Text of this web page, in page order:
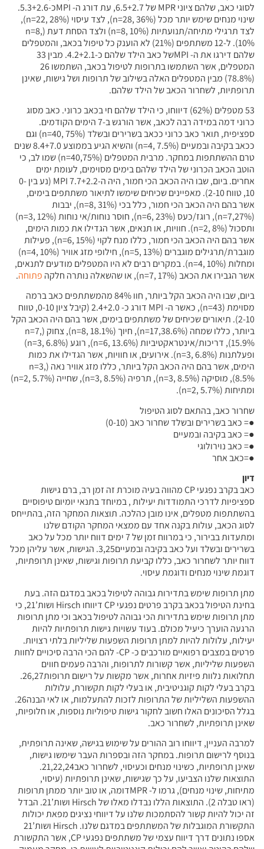
לסוגי כאב, שלהם ציוני MPR של 6.5+2.7, עת דורג ה- MPIכ-5.3+2.6.
שינוי מנחים שימש יותר מכל (n=28, 36%), לצד עיסוי (n=22, 28%),
לצד תרגילי מתיחה/תנועתיות (n=8, 10%) ולצד הסחת דעת (n=8,
10%). ל-12 משתתפים (21%) לא הוענק כל טיפול בכאב, והמטפלים
שלהם דירגו את ה- MPIשל כאב הילד שלהם כ-4.2+2.1. מבין 33
המטפלים, אשר השתמשו בתרופות לטיפול בכאב, השתמשו 26
(78.8%) מבין המטפלים האלה בשילוב של תרופות ושל גישות, שאינן
תרופתיות, לשחרור הכאב של הילד שלהם.
53 מטפלים (62%) דיווחו, כי הילד שלהם חי בכאב כרוני. כאב מסוג
כרוני דמה במידה רבה לכאב, אשר הורגש ב-7 הימים הקודמים.
ספציפית, תואר כאב כרוני ככאב בשרירים ובשלד (n=40, 75%) וגם
ככאב בקיבה ובמעיים (n=4, 7.5%) והשיא הגיע בממוצע 8.4+7.0 שנים
טרם ההשתתפות במחקר. מרבית המטפלים (n=40,75%) שמו לב, כי
הוטב הכאב הכרוני של הילד שלהם בימים מסוימים, לעומת ימים
אחרים. ביום, שבו היה הכאב הכי חמור, היה ה-MPI 7.7+2.2 (נע בין 0-
10, טווח 2-10). מאפיינים שכיחים שימשו לתיאור משתתפים בימים,
אשר בהם היה הכאב הכי חמור, כלל בכי (n=8, 31%), יבבות
(n=7,27%), רוגז/כעס (n=6, 23%), חוסר נוחות/אי נוחות (n=3, 12%)
ותסכול (n=2, 8%). חוויות, או תנאים, אשר הגדילו את כמות הימים,
אשר בהם היה הכאב הכי חמור, כללו מנח לקוי (n=6, 15%), פעילות
מוגברת/תרגילים מוגברים (n=5, 13%), חילופי מזג אוויר (n=4, 10%)
ומחלות (n=4, 10%). במקרים רבים לא היו המטפלים מודעים לתנאים,
אשר הגבירו את הכאב (n=7, 17%), או שהשאלה נותרה חלקה
פתוחה.
ביום, שבו היה הכאב הקל ביותר, חוו 84% מהמשתתפים כאב ברמה
מסוימת (n=43), כאשר ה- MPI דורג כ- 2.4+2.0 (קיבל ציון 0-10, טווח
2-10). תיאורים שכיחים של משתתפים בימים, אשר בהם היה הכאב הקל
ביותר, כללו שמחה (n=17,38.6%), חיוך (n=8, 18.1%), צחוק (n=7,
15.9%), דריכות/אינטראקטיביות (n=6, 13.6%), רוגע (n=3, 6.8%)
ופעלתנות (n=3, 6.8%). אירועים, או חוויות, אשר הגדילו את כמות
הימים, אשר בהם היה הכאב הקל ביותר, כללו מזג אוויר נאה (n=3,
8.5%), מוסיקה (n=3, 8.5%), תרפיה (n=3, 8.5%), שחייה (n=2, 5.7%)
ומתיחות (n=2, 5.7%).
שחרור כאב, בהתאם לסוג הטיפול
●= כאב בשרירים ובשלד שחרור כאב (0-10)
●= כאב בקיבה ובמעיים
●= כאב נוירולוגי
●=כאב אחר
דיון
כאב בקרב נפגעי CP מהווה בעיה מוכרת זה זמן רב, ברם גישות
ספציפיות לדרכי התמודדות יעילות , במיוחד בתנאי יומיום טיפוסיים
בהשתתפות מטפלים, אינו מובן כהלכה. תוצאות המחקר הזה, בהתייחס
לסוג הכאב, עולות בקנה אחד עם ממצאי המחקר הקודם שלנו
ומתעדות בבירור, כי במרווח זמן של 7 ימים דווח יותר מכל על כאב
בשרירים ובשלד ועל כאב בקיבה ובמעיים3,25. הגישות, אשר עליהן מכל
דווח יותר לשחרור כאב, כללו קביעת תרופות וגישות, שאינן תרופתיות,
דוגמת שינוי מנחים ודוגמת עיסוי.
מתן תרופות שימש בתדירות גבוהה לטיפול בכאב במדגם הזה. בעת
בחינת הטיפול בכאב בקרב פרטים נפגעי CP דיווחו Hirsch ושות’21, כי
מתן תרופות שימש בתדירות הכי גבוהה לטיפול בכאב וכי מתן תרופות
הרגעה הוערך כיעיל מכולם. בעוד עשויות גישות תרופתיות להיות
יעילות, עלולות להיות למתן תרופות השפעות שליליות בלתי רצויות.
פרטים במצבים רפואיים מורכבים כ- CP- להם הכי הרבה סיכויים לחוות
השפעות שליליות, אשר קשורות לתרופות, והרבה פעמים חווים
תחלואות נלוות פיזיות אחרות, אשר מקשות על רישום תרופות26,27.
בקרב בעלי לקות קוגניטיבית, או בעלי לקות תקשורת, עלולות
ההשפעות השליליות של התרופות לזכות להתעלמות, או לאי הבנה26.
בגלל הסיכונים האלו חשוב לחקור גישות טיפוליות נוספות, או חלופיות,
שאינן תרופתיות, לשחרור כאב.
למרבה העניין, דיווחו רוב ההורים על שימוש בגישה, שאינה תרופתית,
בנוסף לרישום תרופות. במחקר הזה ובספרות העבר שימשו גישות,
שאינן תרופתיות, כשינוי מנחים וכעיסוי, לשחרור כאב21,22,24.
התוצאות שלנו הצביעו, על כך שגישות, שאינן תרופתיות (עיסוי,
מתיחות, שינוי מנחים), גרמו ל- MPRדומה, או טוב יותר ממתן תרופות
(ראו טבלה 2). התוצאות הללו נבדלו מאלו של Hirsch ושות’21. הבדל
זה יכול להיות קשור להסתמכות שלנו על דיווחי נציגים מפאת יכולות
התקשורת המוגבלות של המשתתפים במדגם שלנו. Hirsch ושות’21
אספו נתונים דרך דיווח עצמי של משתתפים נפגעי CP, אשר התקשורת